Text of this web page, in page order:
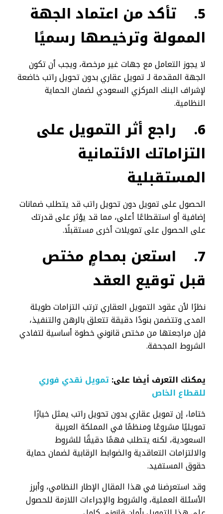
5.
تأكد من اعتماد الجهة
الممولة وترخيصها رسميًا
لا يجوز التعامل مع جهات غير مرخصة، ويجب أن تكون
الجهة المقدمة لـ تمويل عقاري بدون تحويل راتب خاضعة
لإشراف البنك المركزي السعودي لضمان الحماية
النظامية.
6.
راجع أثر التمويل على
التزاماتك الائتمانية
المستقبلية
الحصول على تمويل دون تحويل راتب قد يتطلب ضمانات
إضافية أو استقطاعًا أعلى، مما قد يؤثر على قدرتك
على الحصول على تمويلات أخرى مستقبلًا.
7.
استعن بمحامٍ مختص
قبل توقيع العقد
نظرًا لأن عقود التمويل العقاري ترتب التزامات طويلة
المدى وتتضمن بنودًا دقيقة تتعلق بالرهن والتنفيذ،
فإن مراجعتها من مختص قانوني خطوة أساسية لتفادي
الشروط المجحفة.
يمكنك التعرف أيضا على: تمويل نقدي فوري
للقطاع الخاص
ختاما، إن تمويل عقاري بدون تحويل راتب يمثل خيارًا
تمويليًا مشروعًا ومنظمًا في المملكة العربية
السعودية، لكنه يتطلب فهمًا دقيقًا للشروط
والالتزامات التعاقدية والضوابط الرقابية لضمان حماية
حقوق المستفيد.
وقد استعرضنا في هذا المقال الإطار النظامي، وأبرز
الأسئلة العملية، والشروط والإجراءات اللازمة للحصول